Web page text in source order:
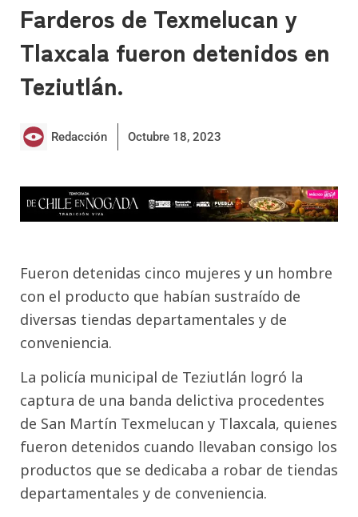
Farderos de Texmelucan y
Tlaxcala fueron detenidos en
Teziutlán.
Redacción Octubre 18, 2023
Fueron detenidas cinco mujeres y un hombre
con el producto que habían sustraído de
diversas tiendas departamentales y de
conveniencia.
La policía municipal de Teziutlán logró la
captura de una banda delictiva procedentes
de San Martín Texmelucan y Tlaxcala, quienes
fueron detenidos cuando llevaban consigo los
productos que se dedicaba a robar de tiendas
departamentales y de conveniencia.